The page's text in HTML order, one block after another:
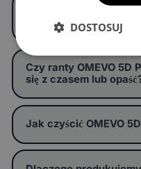
wodoszczelne?
Czy ranty OMEVO 5D
się z czasem lub
Jak czyścić OMEVO
DOSTOSUJ